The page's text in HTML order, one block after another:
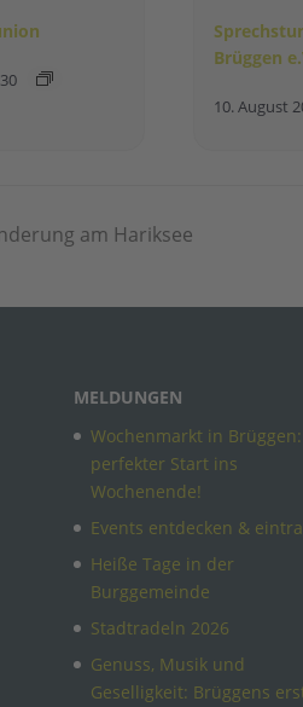
Brüggen
10. August
am Hariksee
MELDUNGEN
Wochenmarkt in
perfekter Start ins
Wochenende!
Events entdecken &
Heiße Tage in der
Burggemeinde
Stadtradeln 2026
Genuss, Musik und
Geselligkeit: Brüggens